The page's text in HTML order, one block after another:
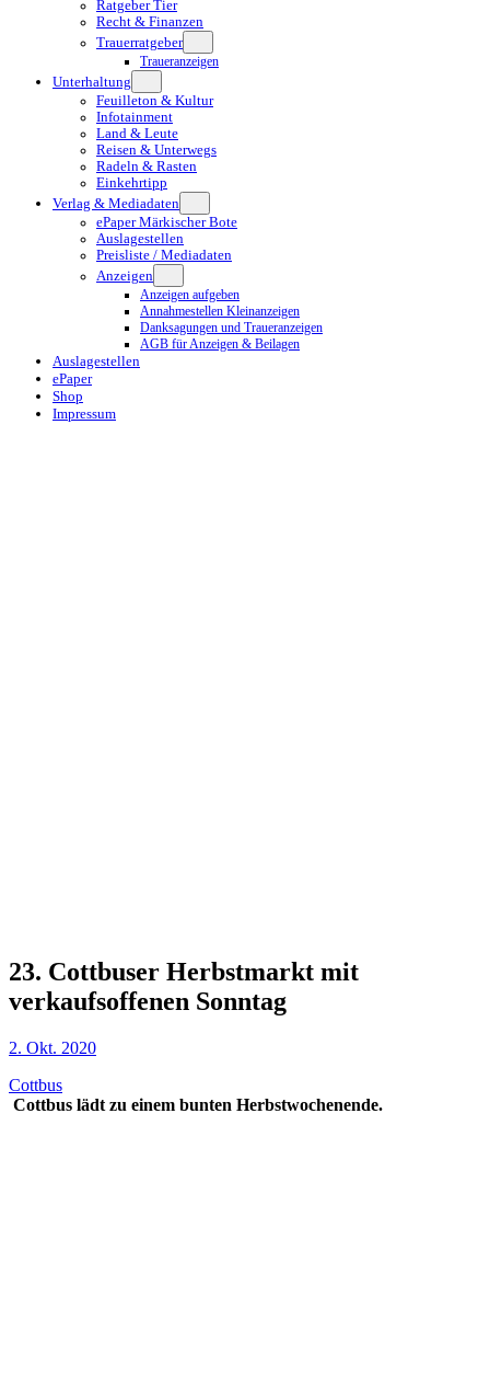
Ratgeber Tier
Recht & Finanzen
Trauerratgeber
Traueranzeigen
Unterhaltung
Feuilleton & Kultur
Infotainment
Land & Leute
Reisen & Unterwegs
Radeln & Rasten
Einkehrtipp
Verlag & Mediadaten
ePaper Märkischer Bote
Auslagestellen
Preisliste / Mediadaten
Anzeigen
Anzeigen aufgeben
Annahmestellen Kleinanzeigen
Danksagungen und Traueranzeigen
AGB für Anzeigen & Beilagen
Auslagestellen
ePaper
Shop
Impressum
23. Cottbuser Herbstmarkt mit
verkaufsoffenen Sonntag
2. Okt. 2020
Cottbus
Cottbus lädt zu einem bunten Herbstwochenende.